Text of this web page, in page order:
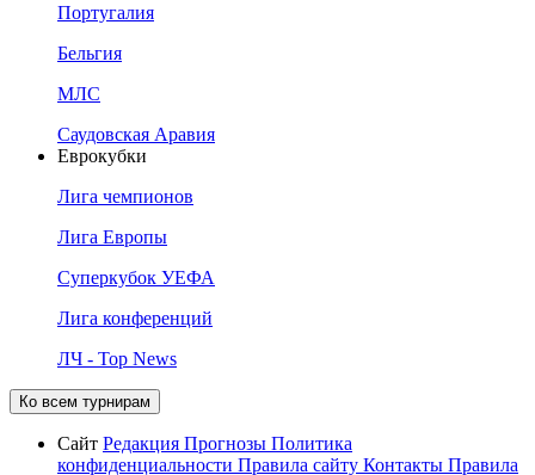
Португалия
Бельгия
МЛС
Саудовская Аравия
Еврокубки
Лига чемпионов
Лига Европы
Суперкубок УЕФА
Лига конференций
ЛЧ - Top News
Ко всем турнирам
Сайт Редакция Прогнозы Политика
конфиденциальности Правила сайту Контакты Правила